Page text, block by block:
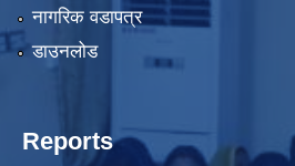
नागरिक वडापत्र
डाउनलोड
Reports